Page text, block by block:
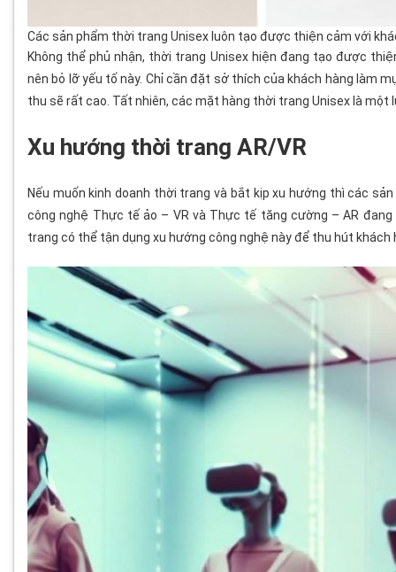
Các sản phẩm thời trang Unisex luôn tạo được thiện cảm với
Không thể phủ nhận, thời trang Unisex hiện đang tạo được
nên bỏ lỡ yếu tố này. Chỉ cần đặt sở thích của khách hàng làm
thu sẽ rất cao. Tất nhiên, các mặt hàng thời trang Unisex là một
Xu hướng thời trang AR/VR
Nếu muốn kinh doanh thời trang và bắt kịp xu hướng thì các
công nghệ Thực tế ảo – VR và Thực tế tăng cường – AR
trang có thể tận dụng xu hướng công nghệ này để thu hút khách